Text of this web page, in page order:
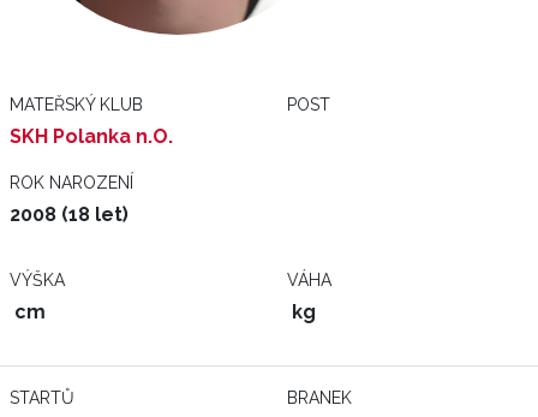
MATEŘSKÝ KLUB
SKH Polanka n.O.
POST
ROK NAROZENÍ
2008 (18 let)
VÝŠKA
cm
VÁHA
kg
STARTŮ BRANEK